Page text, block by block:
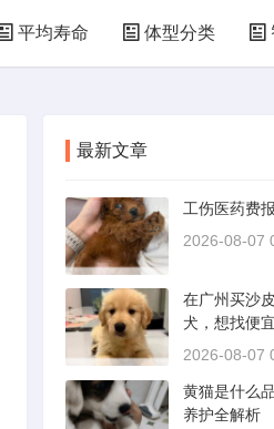
平均寿命 体型分类
最新文章
工伤医药费
2026-08-07
在广州买沙
犬，想找便
是分清“便宜”
种，价格比
势；英国斗
2026-08-07
黄猫是什么
养护全解析